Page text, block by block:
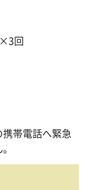
回
帯電話へ緊急